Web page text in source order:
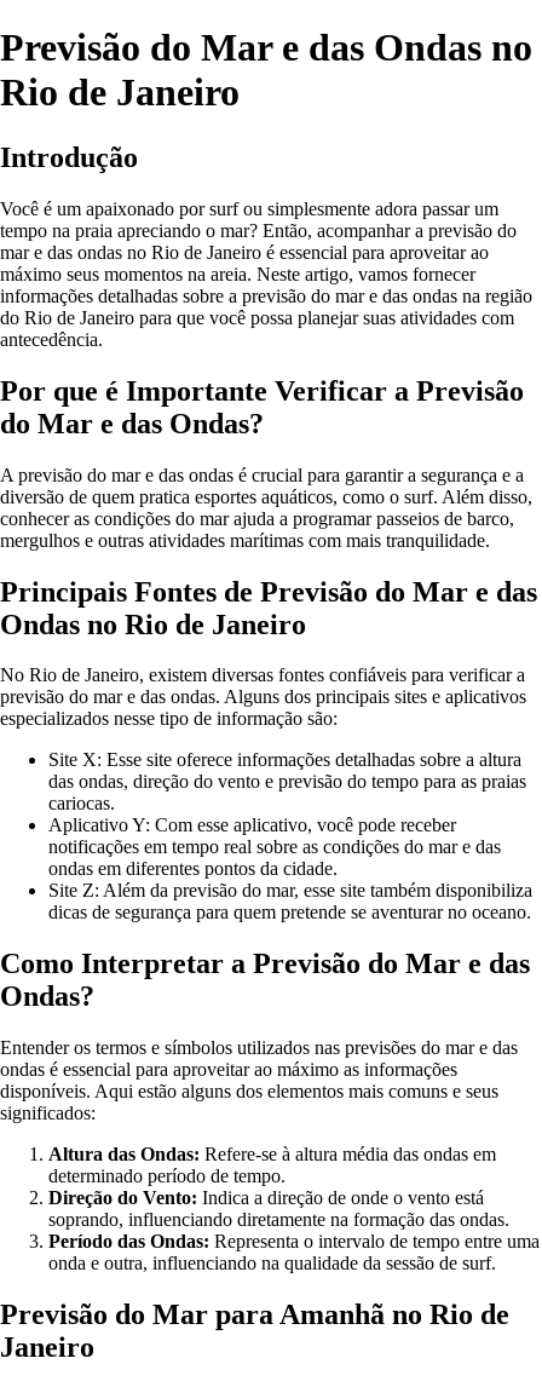
Previsão do Mar e das Ondas no
Rio de Janeiro
Introdução
Você é um apaixonado por surf ou simplesmente adora passar um
tempo na praia apreciando o mar? Então, acompanhar a previsão do
mar e das ondas no Rio de Janeiro é essencial para aproveitar ao
máximo seus momentos na areia. Neste artigo, vamos fornecer
informações detalhadas sobre a previsão do mar e das ondas na região
do Rio de Janeiro para que você possa planejar suas atividades com
antecedência.
Por que é Importante Verificar a Previsão
do Mar e das Ondas?
A previsão do mar e das ondas é crucial para garantir a segurança e a
diversão de quem pratica esportes aquáticos, como o surf. Além disso,
conhecer as condições do mar ajuda a programar passeios de barco,
mergulhos e outras atividades marítimas com mais tranquilidade.
Principais Fontes de Previsão do Mar e das
Ondas no Rio de Janeiro
No Rio de Janeiro, existem diversas fontes confiáveis para verificar a
previsão do mar e das ondas. Alguns dos principais sites e aplicativos
especializados nesse tipo de informação são:
Site X: Esse site oferece informações detalhadas sobre a altura
das ondas, direção do vento e previsão do tempo para as praias
cariocas.
Aplicativo Y: Com esse aplicativo, você pode receber
notificações em tempo real sobre as condições do mar e das
ondas em diferentes pontos da cidade.
Site Z: Além da previsão do mar, esse site também disponibiliza
dicas de segurança para quem pretende se aventurar no oceano.
Como Interpretar a Previsão do Mar e das
Ondas?
Entender os termos e símbolos utilizados nas previsões do mar e das
ondas é essencial para aproveitar ao máximo as informações
disponíveis. Aqui estão alguns dos elementos mais comuns e seus
significados:
Altura das Ondas: Refere-se à altura média das ondas em
determinado período de tempo.
Direção do Vento: Indica a direção de onde o vento está
soprando, influenciando diretamente na formação das ondas.
Período das Ondas: Representa o intervalo de tempo entre uma
onda e outra, influenciando na qualidade da sessão de surf.
Previsão do Mar para Amanhã no Rio de
Janeiro